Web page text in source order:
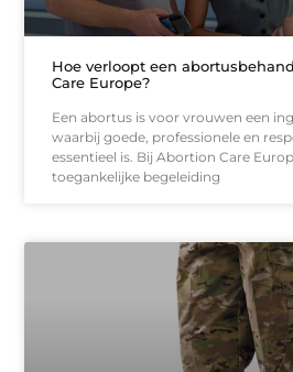
Hoe verloopt een
Care Europe?
Een abortus is voor vrouwen een
waarbij goede, professionele en
essentieel is. Bij Abortion Care
toegankelijke begeleiding